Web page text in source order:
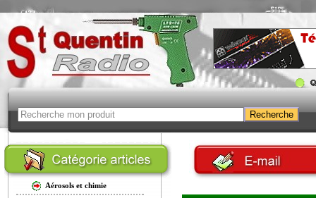
Aérosols et chimie